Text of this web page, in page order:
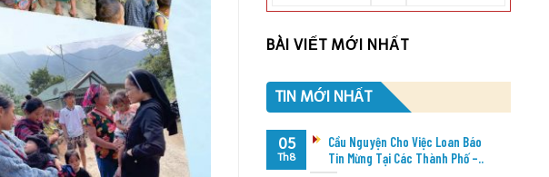
BÀI VIẾT MỚI NHẤT
TIN MỚI NHẤT
Cầu Nguyện Cho Việc Loan Báo
Tin Mừng Tại Các Thành Phố –..
05
Th8